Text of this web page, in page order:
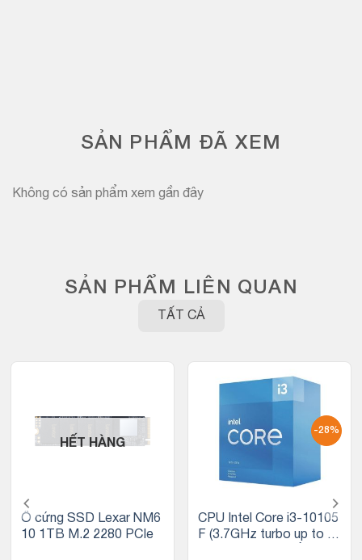
SẢN PHẨM ĐÃ XEM
Không có sản phẩm xem gần đây
SẢN PHẨM LIÊN QUAN
TẤT CẢ
HẾT HÀNG
Ổ cứng SSD Lexar NM6
10 1TB M.2 2280 PCIe
-28%
CPU Intel Core i3-10105
F (3.7GHz turbo up to 4.